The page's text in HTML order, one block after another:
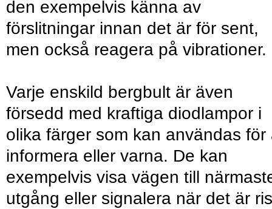
den exempelvis känna av
förslitningar innan det är för sent,
men också reagera på vibrationer.
Varje enskild bergbult är även
försedd med kraftiga diodlampor i
olika färger som kan användas för
informera eller varna. De kan
exempelvis visa vägen till
utgång eller signalera när det är